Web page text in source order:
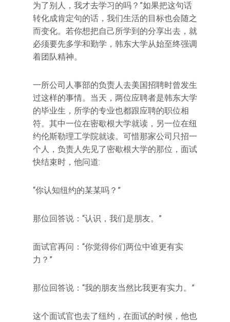
为了别人，我才去学习的吗？”如果把这句话
转化成肯定句的话，我们生活的目标也会随之
而变化。若你想把自己所学到的分享出去，就
必须要先多学和勤学，韩东大学从始至终强调
着团队精神。
一所公司人事部的负责人去美国招聘时曾发生
过这样的事情。当天，两位应聘者是韩东大学
的毕业生，所学的专业也都跟应聘的职位相
符。其中一位在密歇根大学就读，另一位在纽
约伦斯勒理工学院就读。可惜那家公司只招一
个人，负责人先见了密歇根大学的那位，面试
快结束时，他问道:
“你认知纽约的某某吗？”
那位回答说：“认识，我们是朋友。”
面试官再问：“你觉得你们两位中谁更有实
力？”
那位回答说：“我的朋友当然比我更有实力。”
这个面试官也去了纽约，在面试的时候，他也